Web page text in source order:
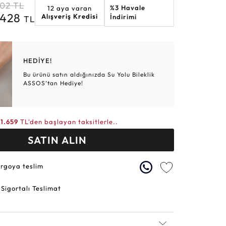
Elmas Bilezikler
Altın Tesbihler
Altın Hasır Setler
Violet Burç
TL
TL
12 aya varan
Alışveriş Kredisi
%3 Havale
İndirimi
HEDİYE!
Bu ürünü satın aldığınızda Su Yolu Bileklik
ASSOS’tan Hediye!
TL'den başlayan taksitlerle..
SATIN ALIN
teslim
Teslimat